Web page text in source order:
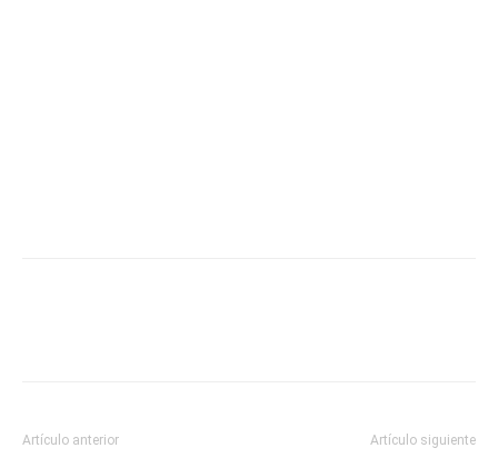
Artículo anterior Artículo siguiente